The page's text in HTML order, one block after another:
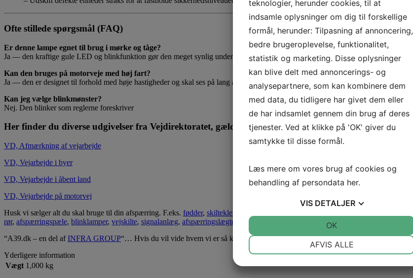
Ofte stillede spørgsmål (FAQ)
Er denne lampe egnet til brug i mørke og tåge?
Ja — den kraftige gule LED og blinkfunktion gør den meget synlig under vanskelige lys- og vejrbetingelser.
Kan den bruges på motorveje med høj fart?
Ja — den er designet til forhold med høje hastigheder og skal ses på lang afstand, hvilket gør den egnet til motorvejsbrug.
Kan jeg vælge blinkmønster?
Nej. Den blinker som reglerne foreskriver
Her finder du diverse udgivelser fra Vejdirektoratet, gældende d. 01.10.2025:
VD, Afmærkning af vejarbejde
VD, Vejarbejde i byer
VD, Vejarbejde i åbent land
VD, Vejarbejde på motorvej
Husk vi sælger alt du skal bruge til din afspærring. F.eks. fødder, skilteklemmer
rør, afspærringspæle, blinklamper, vejskilte, signalanlæg, afspærringslægter vejbump ,kæde
“A39.dk – en del afINFRA GROUP“… Hvis du vil vide hvem vi er så klik påINFRA GROUP
Yderligere information
Vægt 1,000 kg
teknologier, herunder cookies, til at
indsamle oplysninger om dig til forskellige
formål, herunder: Tilpasning af annoncering,
bedre brugeroplevelse, funktionalitet,
statistik og marketing. Disse oplysninger
kan blive delt med annoncerings- og
analysepartnere, som kan kombinere dem
med data, du tidligere har givet dem eller
de har indsamlet gennem din brug af deres
tjenester. Ved at klikke på 'OK' giver du
samtykke til disse formål.
Læs mere om vores brug af cookies og
behandling af persondata her.
VIS DETALJER
AFVIS ALLE
OK